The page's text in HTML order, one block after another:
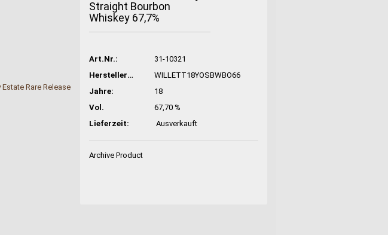
Straight Bourbon
Whiskey 67,7%
Art.Nr.:
31-10321
Hersteller-Nr:
WILLETT18YOSBWBO66
Jahre:
18
Vol.
67,70 %
Lieferzeit:
Ausverkauft
Archive Product